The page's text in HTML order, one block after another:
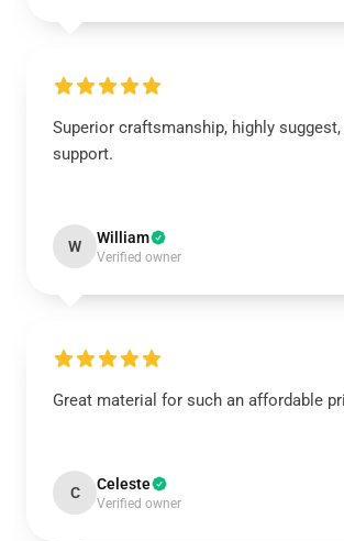
Superior craftsmanship, highly
support.
W William
Verified owner
Great material for such an affordable
C Celeste
Verified owner